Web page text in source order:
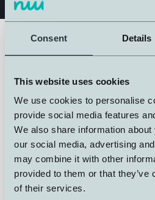
Consent Details
This website uses cookies
We use cookies to personalise
provide social media features
We also share information
our social media, advertising
may combine it with other
provided to them or that
of their services.
registrering, og de som melder
3.-4. november samles
myndigheter, dykkerleger og
Scandic Flesland Airport Hotel i
med fagforedrag, sikkerhets- og
regelverksoppdateringer og de
former dykke- og